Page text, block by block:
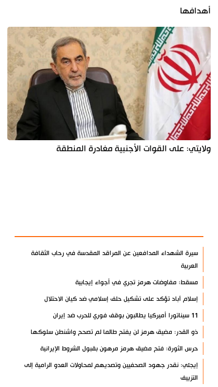
أهدافها
ولايتي: على القوات الأجنبية مغادرة المنطقة
سيرة الشهداء المدافعين عن المراقد المقدسة في رحاب الثقافة
العربية
مسقط: مفاوضات هرمز تجري في أجواء إيجابية
إسلام آباد تؤكد على تشكيل حلف إسلامي ضد كيان الاحتلال
11 سيناتورا أميركيا يطالبون بوقف فوري للحرب ضد إيران
ذو القدر: مضيق هرمز لن يفتح طالما لم تصحح واشنطن سلوكها
حرس الثورة: فتح مضيق هرمز مرهون بقبول الشروط الإيرانية
إيجئي: نقدر جهود الصحفيين وتصديهم لمحاولات العدو الرامية إلى
التزييف